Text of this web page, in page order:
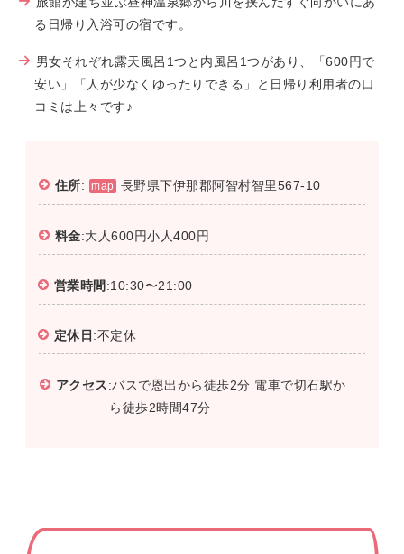
る日帰り入浴可の宿です。
男女それぞれ露天風呂1つと内風呂1つがあり、「600円で
安い」「人が少なくゆったりできる」と日帰り利用者の口
コミは上々です♪
住所: map 長野県下伊那郡阿智村智里567-10
料金:大人600円小人400円
営業時間 :10:30〜21:00
定休日 :不定休
アクセス:バスで恩出から徒歩2分 電車で切石駅か
ら徒歩2時間47分